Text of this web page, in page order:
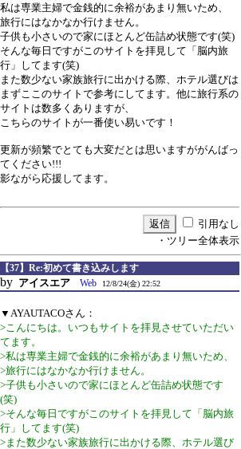
私は専業主婦で金銭的に余裕があまり無いため、
旅行にはなかなか行けません。
子供も小さいので家にほとんど缶詰め状態です(笑)
そんな毎日ですがこのサイトを拝見して「脳内旅
行」してます(笑)
また数少ない家族旅行に出かける際、ホテル選びは
まずここのサイトで参考にしてます。他に旅行系の
サイトは数多くありますが、
こちらのサイトが一番使い易いです！
更新が頻繁でとても大変だとは思いますががんばっ
てください!!!
影ながら応援してます。
引用なし
・ツリー全体表示
【37】Re:初めて書き込みします
by アイスエア Web 12/8/24(金) 22:52
▼AYAUTACOさん：
>こんにちは。いつもサイトを拝見させていただい
てます。
>私は専業主婦で金銭的に余裕があまり無いため、
>旅行にはなかなか行けません。
>子供も小さいので家にほとんど缶詰め状態です
(笑)
>そんな毎日ですがこのサイトを拝見して「脳内旅
行」してます(笑)
>また数少ない家族旅行に出かける際、ホテル選び